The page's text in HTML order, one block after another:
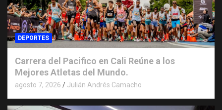
DEPORTES
Carrera del Pacifico en Cali Reúne a los
Mejores Atletas del Mundo.
agosto 7, 2026 Julián Andrés Camacho